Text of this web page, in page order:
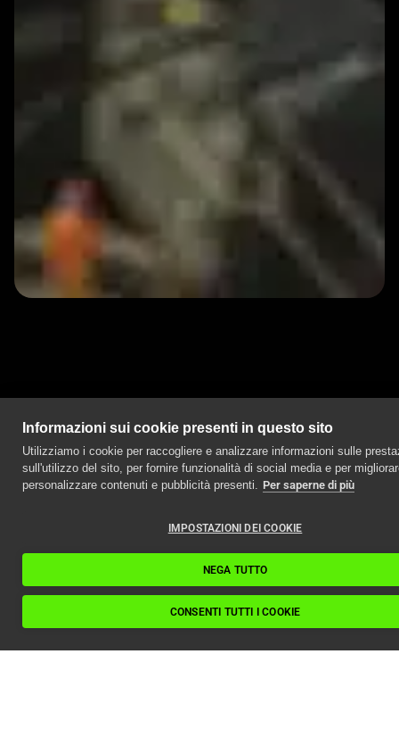
Informazioni sui cookie presenti in questo sito
Utilizziamo i cookie per raccogliere e analizzare informazioni sulle
sull'utilizzo del sito, per fornire funzionalità di social media e per
personalizzare contenuti e pubblicità presenti. Per saperne di più
IMPOSTAZIONI DEI COOKIE
NEGA TUTTO
CONSENTI TUTTI I COOKIE